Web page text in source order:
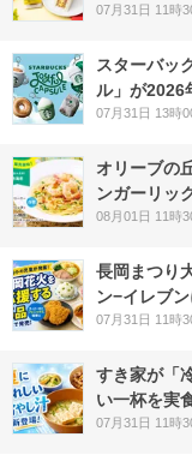
07月31日 11時
スターバッ
ル」が2026
07月31日 13時
オリーブの
ンガーリッ
08月01日 11時
長岡まつり
ン−イレブ
07月31日 11時
すき家が「
い一杯を実
07月31日 11時